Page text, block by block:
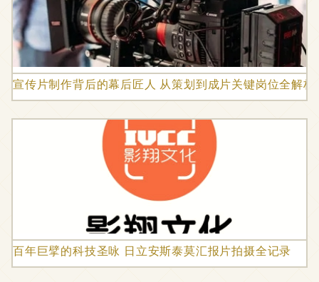
宣传片制作背后的幕后匠人 从策划到成片关键岗位全解析
百年巨擘的科技圣咏 日立安斯泰莫汇报片拍摄全记录